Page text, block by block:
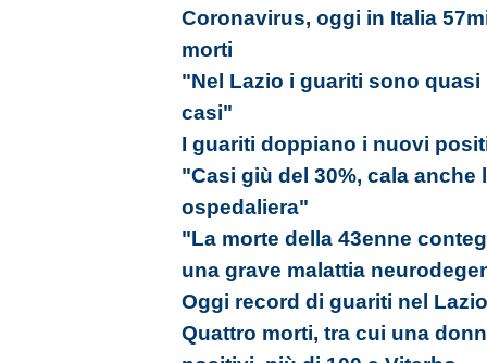
Coronavirus, oggi in Italia
morti
"Nel Lazio i guariti sono
casi"
I guariti doppiano i nuovi
"Casi giù del 30%, cala
ospedaliera"
"La morte della 43enne
una grave malattia
Oggi record di guariti nel
Quattro morti, tra cui una